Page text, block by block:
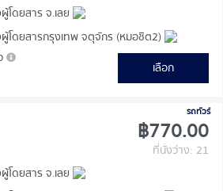
โดยสาร จ.เลย
โดยสารกรุงเทพ จตุจักร (หมอชิต2)
เลือก
รถทัวร์
฿770.00
ที่นั่งว่าง: 21
โดยสาร จ.เลย